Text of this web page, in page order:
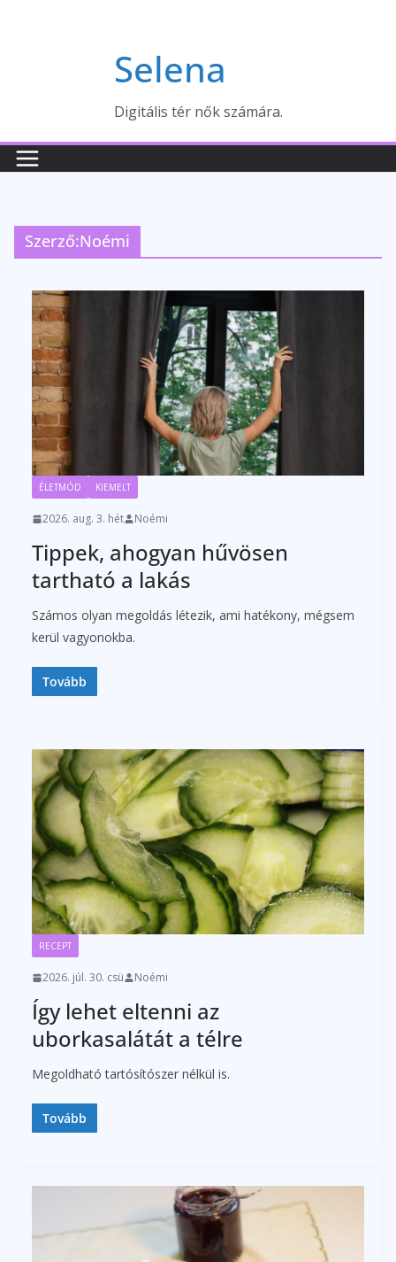
Selena
Digitális tér nők számára.
Szerző:Noémi
ÉLETMÓD KIEMELT
2026. aug. 3. hét Noémi
Tippek, ahogyan hűvösen
tartható a lakás
Számos olyan megoldás létezik, ami hatékony, mégsem
kerül vagyonokba.
Tovább
RECEPT
2026. júl. 30. csü Noémi
Így lehet eltenni az
uborkasalátát a télre
Megoldható tartósítószer nélkül is.
Tovább